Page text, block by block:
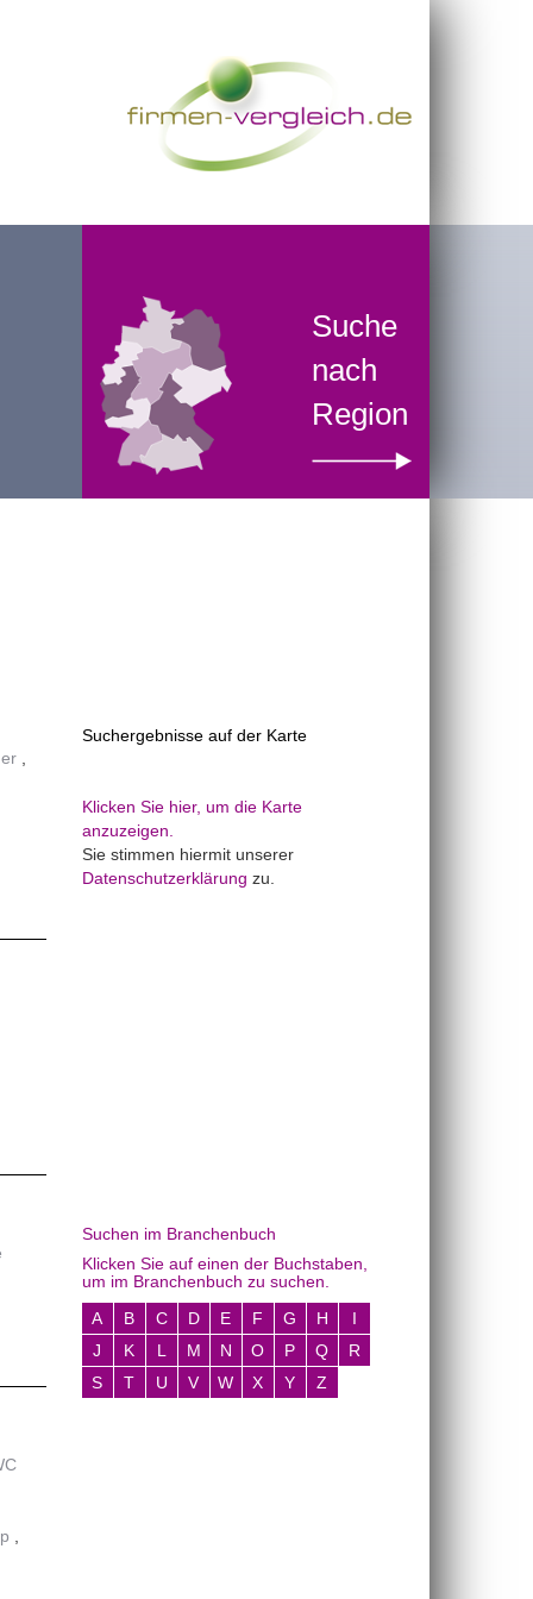
Suche
nach
Region
Suchergebnisse auf der Karte
Klicken Sie hier, um die Karte
anzuzeigen.
Sie stimmen hiermit unserer
Datenschutzerklärung zu.
Suchen im Branchenbuch
Klicken Sie auf einen der Buchstaben,
um im Branchenbuch zu suchen.
A
B C D E F G H
I
J
K L M N O P Q
R
S
T U V W X Y Z